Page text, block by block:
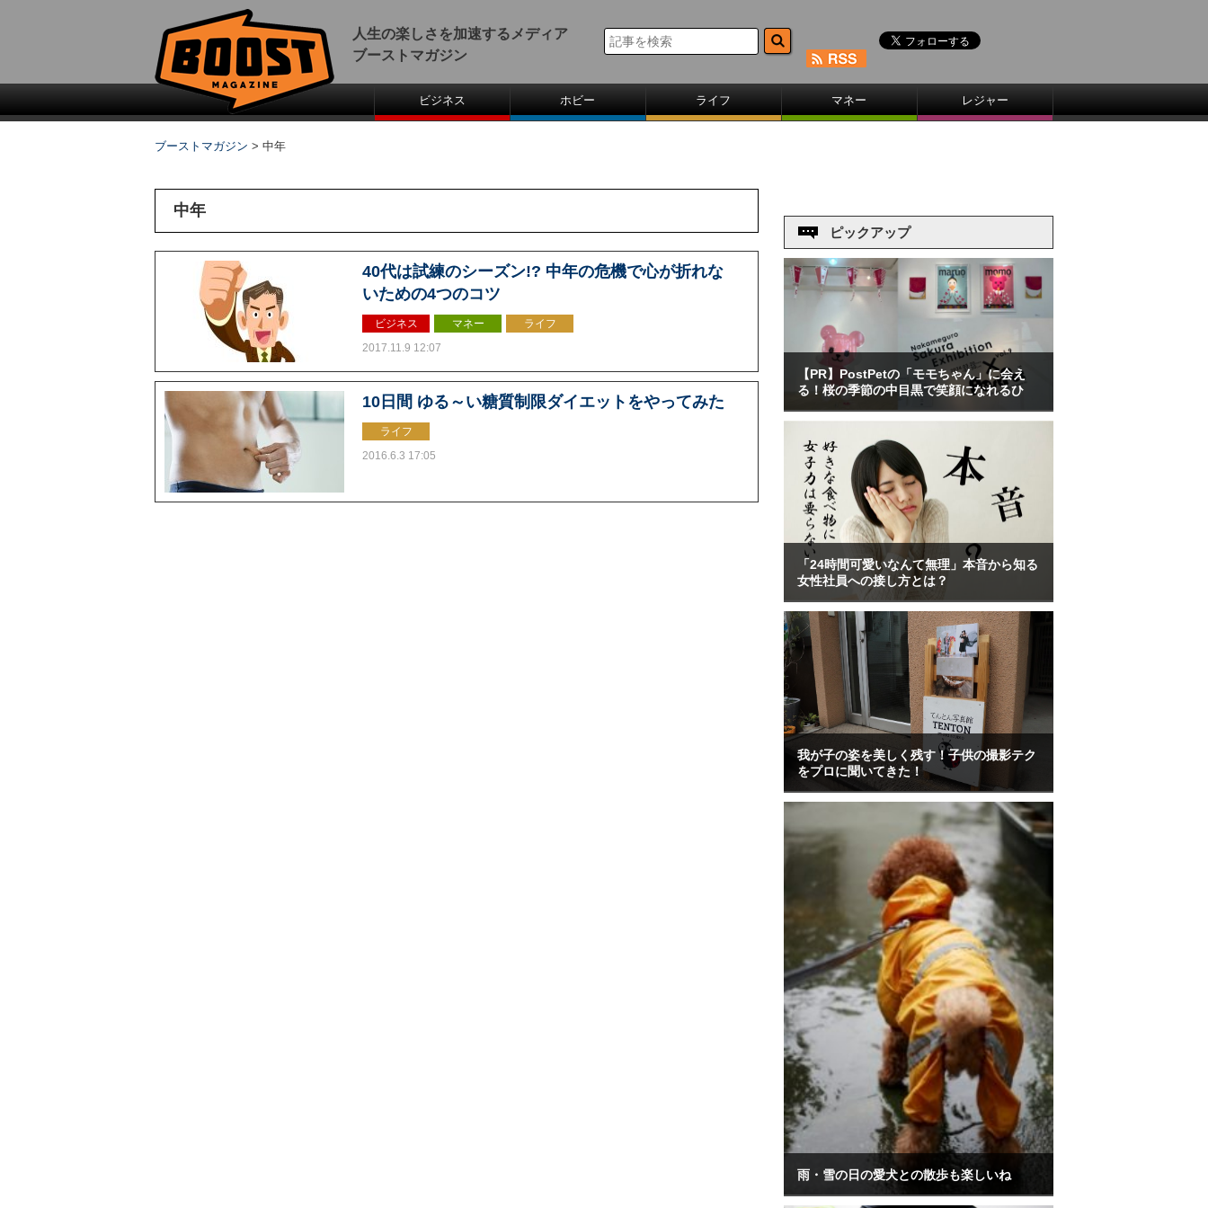
人生の楽しさを加速するメディア
ブーストマガジン
ビジネス ホビー ライフ マネー レジャー
ブーストマガジン > 中年
中年
40代は試練のシーズン!? 中年の危機で心が折れな
いための4つのコツ
ビジネス マネー
ライフ
2017.11.9 12:07
10日間 ゆる～い糖質制限ダイエットをやってみた
ライフ
2016.6.3 17:05
ピックアップ
【PR】PostPetの「モモちゃん」に会え
る！桜の季節の中目黒で笑顔になれるひ
「24時間可愛いなんて無理」本音から知る
女性社員への接し方とは？
我が子の姿を美しく残す！子供の撮影テク
をプロに聞いてきた！
雨・雪の日の愛犬との散歩も楽しいね